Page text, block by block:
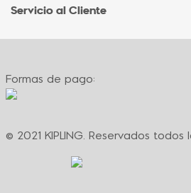
Sucursales
Contacto Corporativo
Formas de pago
Servicio al Cliente
Contacto
Políticas de cambio
Términos y condiciones de
Política de privacidad
Formas de pago:
© 2021 KIPLING. Reservados todos